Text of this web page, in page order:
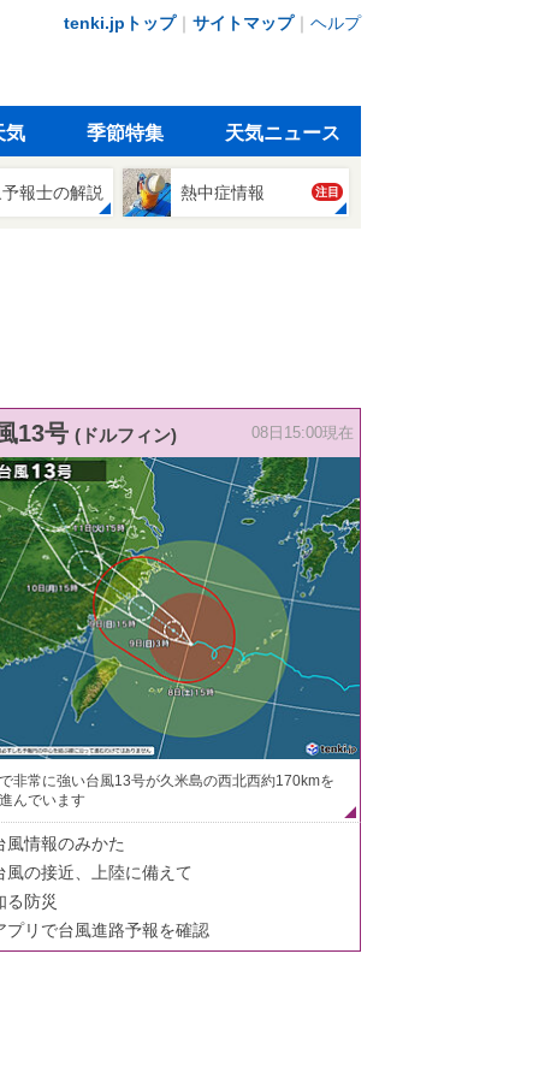
tenki.jpトップ｜ サイトマップ｜ ヘルプ
気 季節特集 天気ニュース
報士の解説 熱中症情報 注目
13号 (ドルフィン) 08日15:00現在
非常に強い台風13号が久米島の西北西約170kmを
んでいます
風情報のみかた
風の接近、上陸に備えて
る防災
プリで台風進路予報を確認